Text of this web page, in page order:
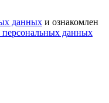
данных и ознакомлен
данных